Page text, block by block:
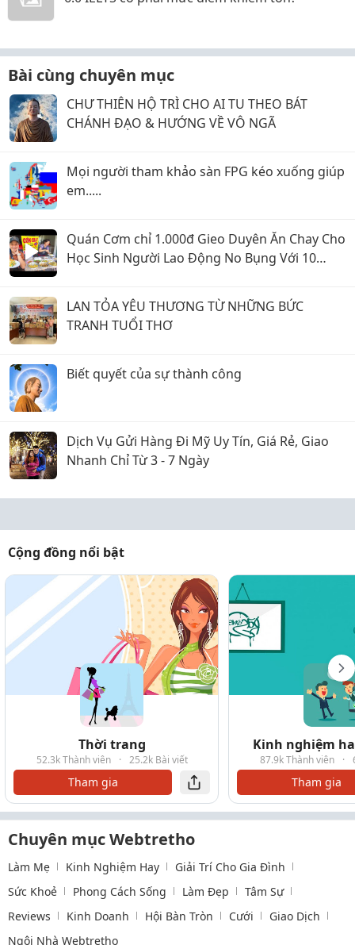
Bài cùng chuyên mục
CHƯ THIÊN HỘ TRÌ CHO AI TU THEO BÁT
CHÁNH ĐẠO & HƯỚNG VỀ VÔ NGÃ
Mọi người tham khảo sàn FPG kéo xuống giúp
em.....
Quán Cơm chỉ 1.000đ Gieo Duyên Ăn Chay Cho
Học Sinh Người Lao Động No Bụng Với 10
LAN TỎA YÊU THƯƠNG TỪ NHỮNG BỨC
TRANH TUỔI THƠ
Biết quyết của sự thành công
Dịch Vụ Gửi Hàng Đi Mỹ Uy Tín, Giá Rẻ, Giao
Nhanh Chỉ Từ 3 - 7 Ngày
Cộng đồng nổi bật
Thời trang
52.3k Thành viên · 25.2k Bài viết
Tham gia
Kinh nghiệm
87.9k Thành viên ·
Tham gia
Chuyên mục Webtretho
Làm Mẹ Kinh Nghiệm Hay
Giải Trí Cho Gia Đình
Sức Khoẻ
Phong Cách Sống Làm Đẹp
Tâm Sự
Reviews
Kinh Doanh Hội Bàn Tròn Cưới
Giao Dịch
Ngôi Nhà Webtretho